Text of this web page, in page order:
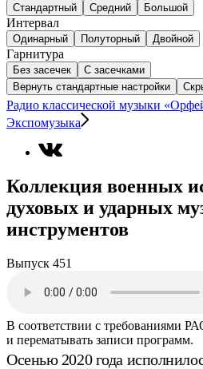
Стандартный Средний Большой
Интервал
Одинарный Полуторный Двойной
Гарнитура
Без засечек
С засечками
Вернуть стандартные настройки
Радио классической музыки
Экспомузыка
Коллекция военных
духовых и ударных
инструментов
Выпуск 451
В соответствии с требованиями
и перематывать записи программ.
Осенью 2020 года